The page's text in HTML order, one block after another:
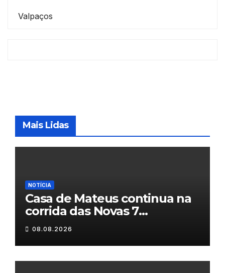
Valpaços
Mais Lidas
NOTÍCIA
Casa de Mateus continua na
corrida das Novas 7
Maravilhas de Portugal
08.08.2026